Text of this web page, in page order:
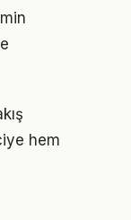
hem